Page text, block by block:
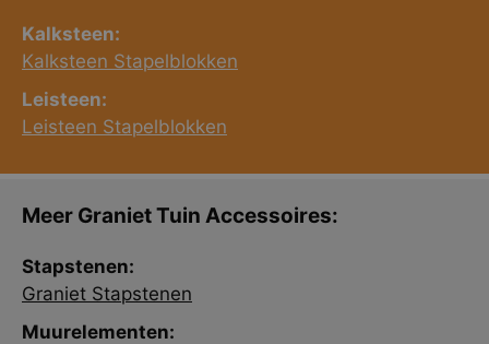
Kalksteen:
Kalksteen Stapelblokken
Leisteen:
Leisteen Stapelblokken
Meer Graniet Tuin Accessoires:
Stapstenen:
Graniet Stapstenen
Muurelementen: